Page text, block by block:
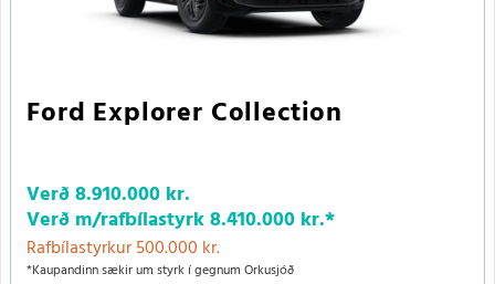
Ford Explorer Collection
Verð8.910.000 kr.
Verð m/rafbílastyrk8.410.000 kr.*
Rafbílastyrkur 500.000 kr.
*Kaupandinn sækir um styrk í gegnum Orkusjóð